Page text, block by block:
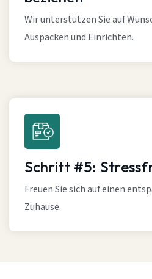
Wir unterstützen Sie auf
Auspacken und Einrichten.
Schritt #5:
Freuen Sie sich auf einen
Zuhause.